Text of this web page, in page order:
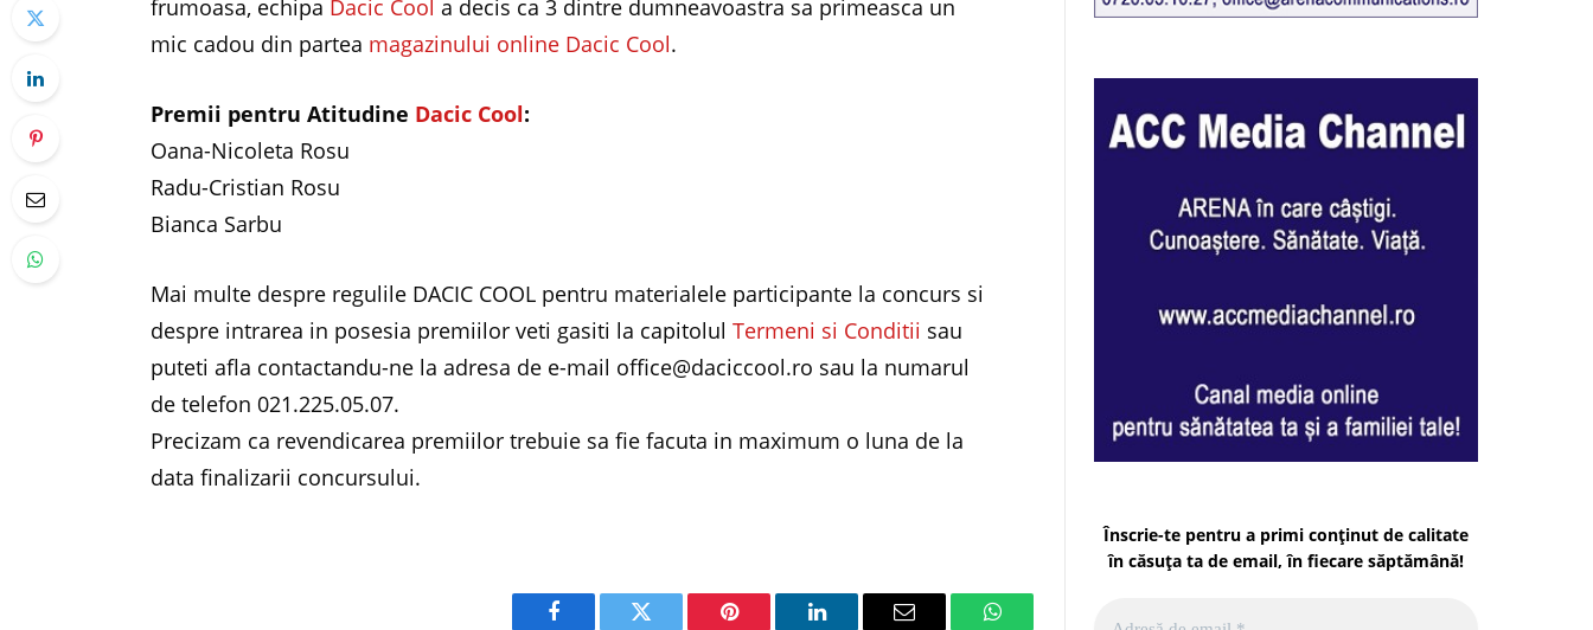
frumoasa, echipa Dacic Cool a decis ca 3 dintre dumneavoastra sa primeasca un
mic cadou din partea magazinului online Dacic Cool.
Premii pentru Atitudine Dacic Cool:
Oana-Nicoleta Rosu
Radu-Cristian Rosu
Bianca Sarbu
Mai multe despre regulile DACIC COOL pentru materialele participante la concurs si
despre intrarea in posesia premiilor veti gasiti la capitolulTermeni si Conditii sau
puteti afla contactandu-ne la adresa de e-mail office@daciccool.ro sau la numarul
de telefon 021.225.05.07.
Precizam ca revendicarea premiilor trebuie sa fie facuta in maximum o luna de la
data finalizarii concursului.
Înscrie-te pentru a primi conținut de calitate
în căsuța ta de email, în fiecare săptămână!